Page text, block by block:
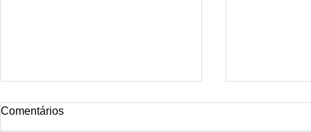
Tattoo rio
Comentários